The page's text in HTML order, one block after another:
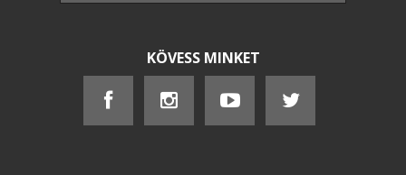
KÖVESS MINKET